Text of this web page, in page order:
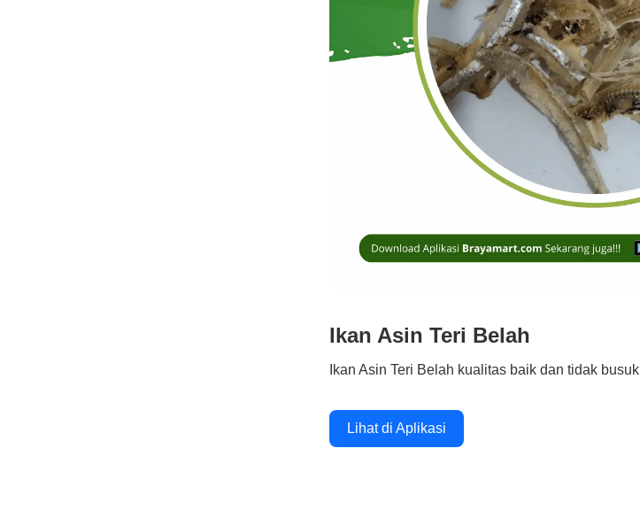
Ikan Asin Teri Belah
Ikan Asin Teri Belah kualitas baik dan tidak busuk
Lihat di Aplikasi